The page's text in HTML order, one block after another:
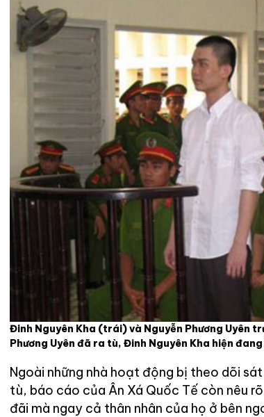
Đinh Nguyên Kha (trái) và Nguyễn Phương Uyên
Phương Uyên đã ra tù, Đinh Nguyên Kha hiện
Ngoài những nhà hoạt động bị theo dõi
tù, báo cáo của Ân Xá Quốc Tế còn nêu
đãi mà ngay cả thân nhân của họ ở bên